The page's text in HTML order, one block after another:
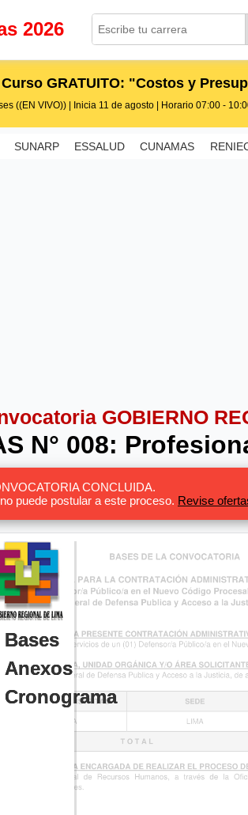
2026
Curso GRATUITO: "Costos y
((EN VIVO)) | Inicia 11 de agosto | Horario 07:00 -
SUNARP ESSALUD CUNAMAS
GOBIERNO
N° 008:
CONCLUIDA.
puede postular a este proceso. Revise
Bases
Anexos
Cronograma